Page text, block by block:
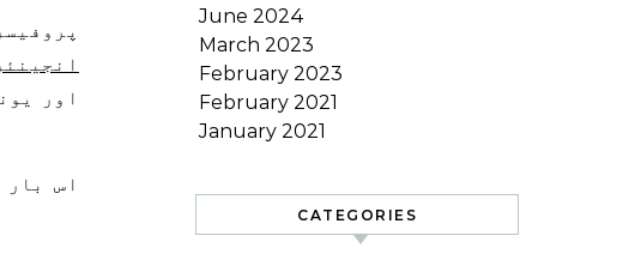
اور
اس
June 2024
March 2023
February 2023
February 2021
January 2021
CATEGORIES